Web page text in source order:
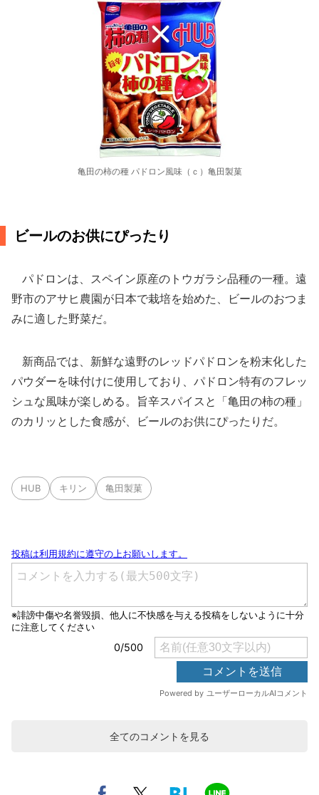
亀田の柿の種 パドロン風味（ｃ）亀田製菓
ビールのお供にぴったり
パドロンは、スペイン原産のトウガラシ品種の一種。遠
野市のアサヒ農園が日本で栽培を始めた、ビールのおつま
みに適した野菜だ。
新商品では、新鮮な遠野のレッドパドロンを粉末化した
パウダーを味付けに使用しており、パドロン特有のフレッ
シュな風味が楽しめる。旨辛スパイスと「亀田の柿の種」
のカリッとした食感が、ビールのお供にぴったりだ。
HUB キリン 亀田製菓
全てのコメントを見る